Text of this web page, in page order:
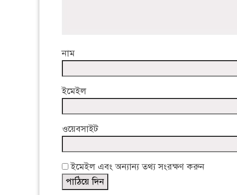
নাম
ইমেইল
ওয়েবসাইট
ইমেইল এবং অন্যান্য তথ্য সংরক্ষণ করুন